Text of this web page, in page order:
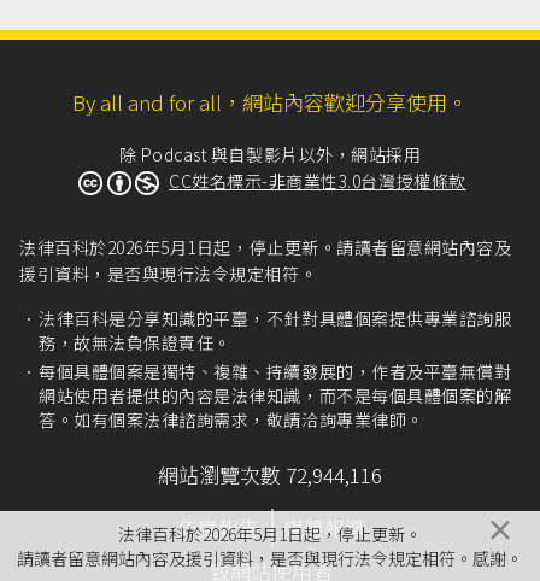
釋刑期情形》。
385號上冊，頁459-462。
監獄行刑法第1條：「為達監獄行刑矯治處遇之目
的，促使受刑人改悔向上，培養其適應社會生活之能
司法院釋字第202號解釋：「受前項有期徒刑之合併
執行而有悛悔實據者，其假釋條件不應較無期徒刑為
許福生（2008），〈論理性選擇理論對刑事政策之
影響與評析〉，《日新司法年刊第八期》，頁111-1
By all and for all，網站內容歡迎分享使用。
除 Podcast 與自製影片以外，網站採用
CC姓名標示-非商業性3.0台灣授權條款
法律百科於2026年5月1日起，停止更新。請讀者留意網站內容及
援引資料，是否與現行法令規定相符。
法律百科是分享知識的平臺，不針對具體個案提供專業諮詢服
務，故無法負保證責任。
每個具體個案是獨特、複雜、持續發展的，作者及平臺無償對
網站使用者提供的內容是法律知識，而不是每個具體個案的解
答。如有個案法律諮詢需求，敬請洽詢專業律師。
網站瀏覽次數 72,944,116
年度報告
媒體報導
致網站使用者
法律百科於2026年5月1日起，停止更新。
請讀者留意網站內容及援引資料，是否與現行法令規定相符。感謝。
×